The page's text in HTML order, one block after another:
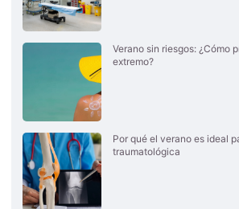
Verano sin riesgos: ¿Cómo
extremo?
Por qué el verano es ideal
traumatológica